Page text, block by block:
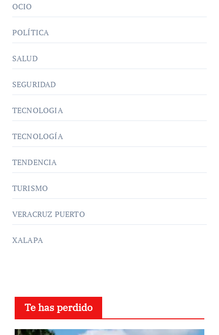
OCIO
POLÍTICA
SALUD
SEGURIDAD
TECNOLOGIA
TECNOLOGÍA
TENDENCIA
TURISMO
VERACRUZ PUERTO
XALAPA
Te has perdido